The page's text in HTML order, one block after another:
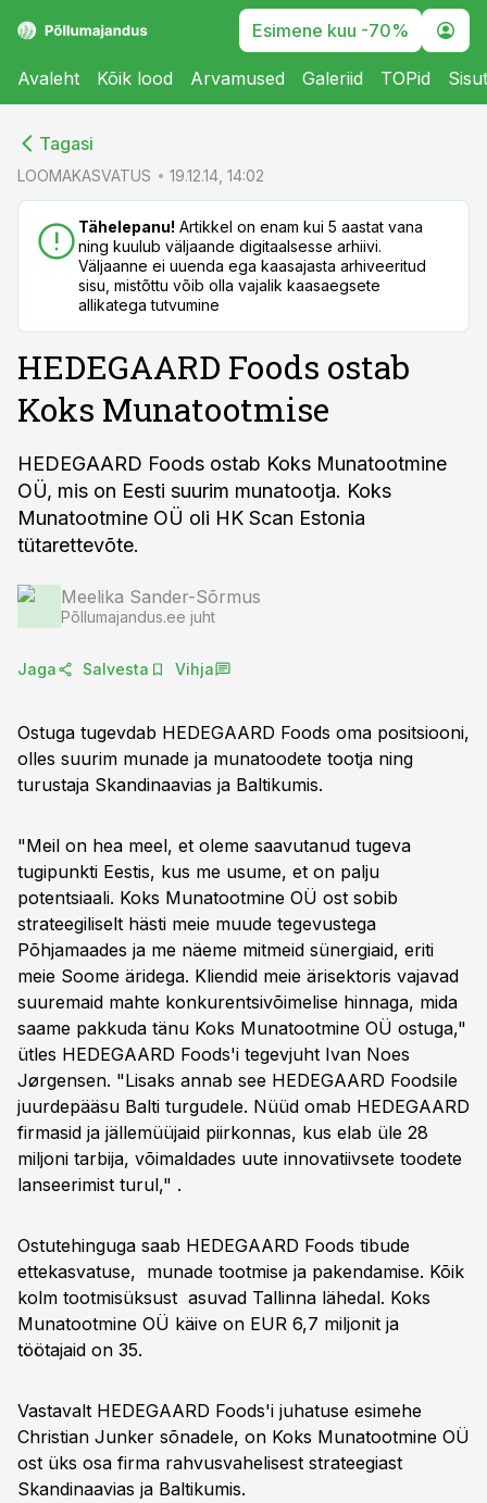
Esimene kuu -70%
Avaleht Kõik lood Arvamused Galeriid TOPid
Tagasi
LOOMAKASVATUS 19.12.14, 14:02
Tähelepanu! Artikkel on enam kui 5 aastat vana
ning kuulub väljaande digitaalsesse arhiivi.
Väljaanne ei uuenda ega kaasajasta arhiveeritud
sisu, mistõttu võib olla vajalik kaasaegsete
allikatega tutvumine
HEDEGAARD Foods ostab
Koks Munatootmise
HEDEGAARD Foods ostab Koks Munatootmine
OÜ, mis on Eesti suurim munatootja. Koks
Munatootmine OÜ oli HK Scan Estonia
tütarettevõte.
Meelika Sander-Sõrmus
Põllumajandus.ee juht
Jaga Salvesta Vihja
Ostuga tugevdab HEDEGAARD Foods oma positsiooni,
olles suurim munade ja munatoodete tootja ning
turustaja Skandinaavias ja Baltikumis.
"Meil on hea meel, et oleme saavutanud tugeva
tugipunkti Eestis, kus me usume, et on palju
potentsiaali. Koks Munatootmine OÜ ost sobib
strateegiliselt hästi meie muude tegevustega
Põhjamaades ja me näeme mitmeid sünergiaid, eriti
meie Soome äridega. Kliendid meie ärisektoris vajavad
suuremaid mahte konkurentsivõimelise hinnaga, mida
saame pakkuda tänu Koks Munatootmine OÜ ostuga,"
ütles HEDEGAARD Foods'i tegevjuht Ivan Noes
Jørgensen. "Lisaks annab see HEDEGAARD Foodsile
juurdepääsu Balti turgudele. Nüüd omab HEDEGAARD
firmasid ja jällemüüjaid piirkonnas, kus elab üle 28
miljoni tarbija, võimaldades uute innovatiivsete toodete
lanseerimist turul," .
Ostutehinguga saab HEDEGAARD Foods tibude
ettekasvatuse, munade tootmise ja pakendamise. Kõik
kolm tootmisüksust asuvad Tallinna lähedal. Koks
Munatootmine OÜ käive on EUR 6,7 miljonit ja
töötajaid on 35.
Vastavalt HEDEGAARD Foods'i juhatuse esimehe
Christian Junker sõnadele, on Koks Munatootmine OÜ
ost üks osa firma rahvusvahelisest strateegiast
Skandinaavias ja Baltikumis.